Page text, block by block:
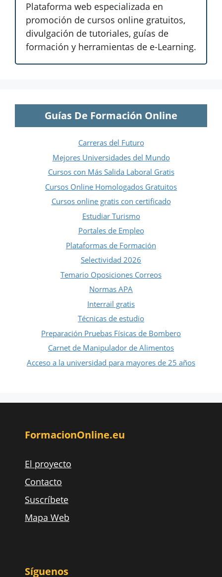
Plataforma web especializada en
promoción de cursos online gratuitos,
divulgación de tutoriales, guías de
formación y herramientas de e-Learning.
Guías De Formación Online
Carreras del Futuro
Mejores Universidades del Mundo
Cursos con Más Salida Laboral Gratis
Cursos Online Homologados Gratuitos
Cursos online gratis con certificado
Estudiar Turismo
Portales de Empleo
Plataformas de Formación
Selectividad 2026
Temario Oposiciones Correos
Normas APA
Interrail gratis
Técnicas de estudio
Preparación Pruebas Físicas de Bombero
Carnet de Manipulador de Alimentos
Acceso a la universidad para mayores de 25 años
FormacionOnline.eu
El proyecto
Contacto
Suscríbete
Mapa Web
Síguenos